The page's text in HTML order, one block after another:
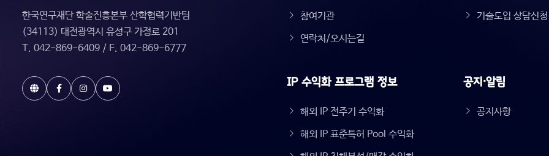
한국연구재단 학술진흥본부 산학협력기반팀
(34113) 대전광역시 유성구 가정로 201
T. 042-869-6409 / F. 042-869-6777
참여기관
연락처/오시는길
기술도입 상담신청
IP 수익화 프로그램 정보
해외 IP 전주기 수익화
해외 IP 표준특허 Pool 수익화
공지·알림
공지사항